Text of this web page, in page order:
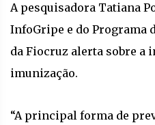
A pesquisadora Tatiana
InfoGripe e do Programa
da Fiocruz alerta sobre a
imunização.
“A principal forma de